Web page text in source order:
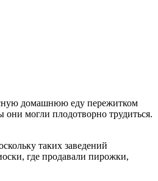
домашнюю еду пережитком
могли плодотворно трудиться.
таких заведений
где продавали пирожки,